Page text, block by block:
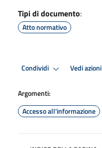
Tipi di documento:
Atto normativo
Condividi Vedi azioni
Argomenti:
Accesso all'informazione